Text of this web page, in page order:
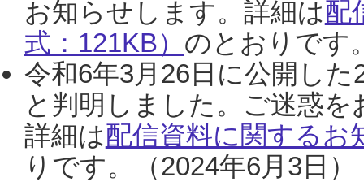
お知らせします。詳細は配
式：121KB） のとおりです
令和6年3月26日に公開し
と判明しました。ご迷惑
詳細は配信資料に関するお
りです。（2024年6月3日）